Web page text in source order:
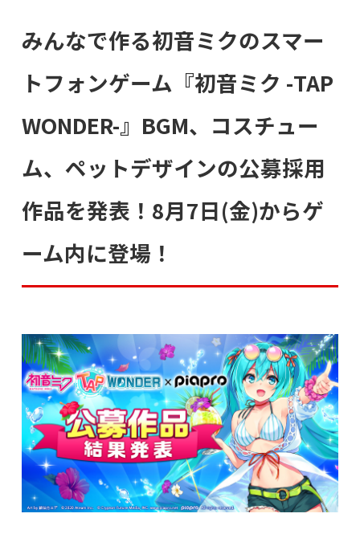
みんなで作る初音ミクのスマー
トフォンゲーム『初音ミク -TAP
WONDER-』BGM、コスチュー
ム、ペットデザインの公募採用
作品を発表！8月7日(金)からゲ
ーム内に登場！